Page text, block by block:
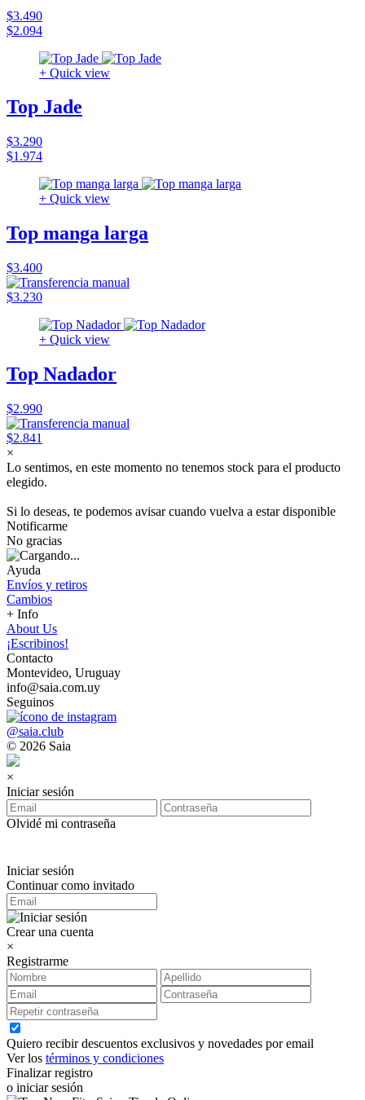
$3.490
$2.094
+ Quick view
Top Jade
$3.290
$1.974
+ Quick view
Top manga larga
$3.400
$3.230
+ Quick view
Top Nadador
$2.990
$2.841
×
Lo sentimos, en este momento no tenemos stock para el producto
elegido.
Si lo deseas, te podemos avisar cuando vuelva a estar disponible
Notificarme
No gracias
Ayuda
Envíos y retiros
Cambios
+ Info
About Us
¡Escribinos!
Contacto
Montevideo, Uruguay
info@saia.com.uy
Seguinos
@saia.club
© 2026 Saia
×
Iniciar sesión
Olvidé mi contraseña
Iniciar sesión
Continuar como invitado
Crear una cuenta
×
Registrarme
Quiero recibir descuentos exclusivos y novedades por email
Ver los términos y condiciones
Finalizar registro
o iniciar sesión